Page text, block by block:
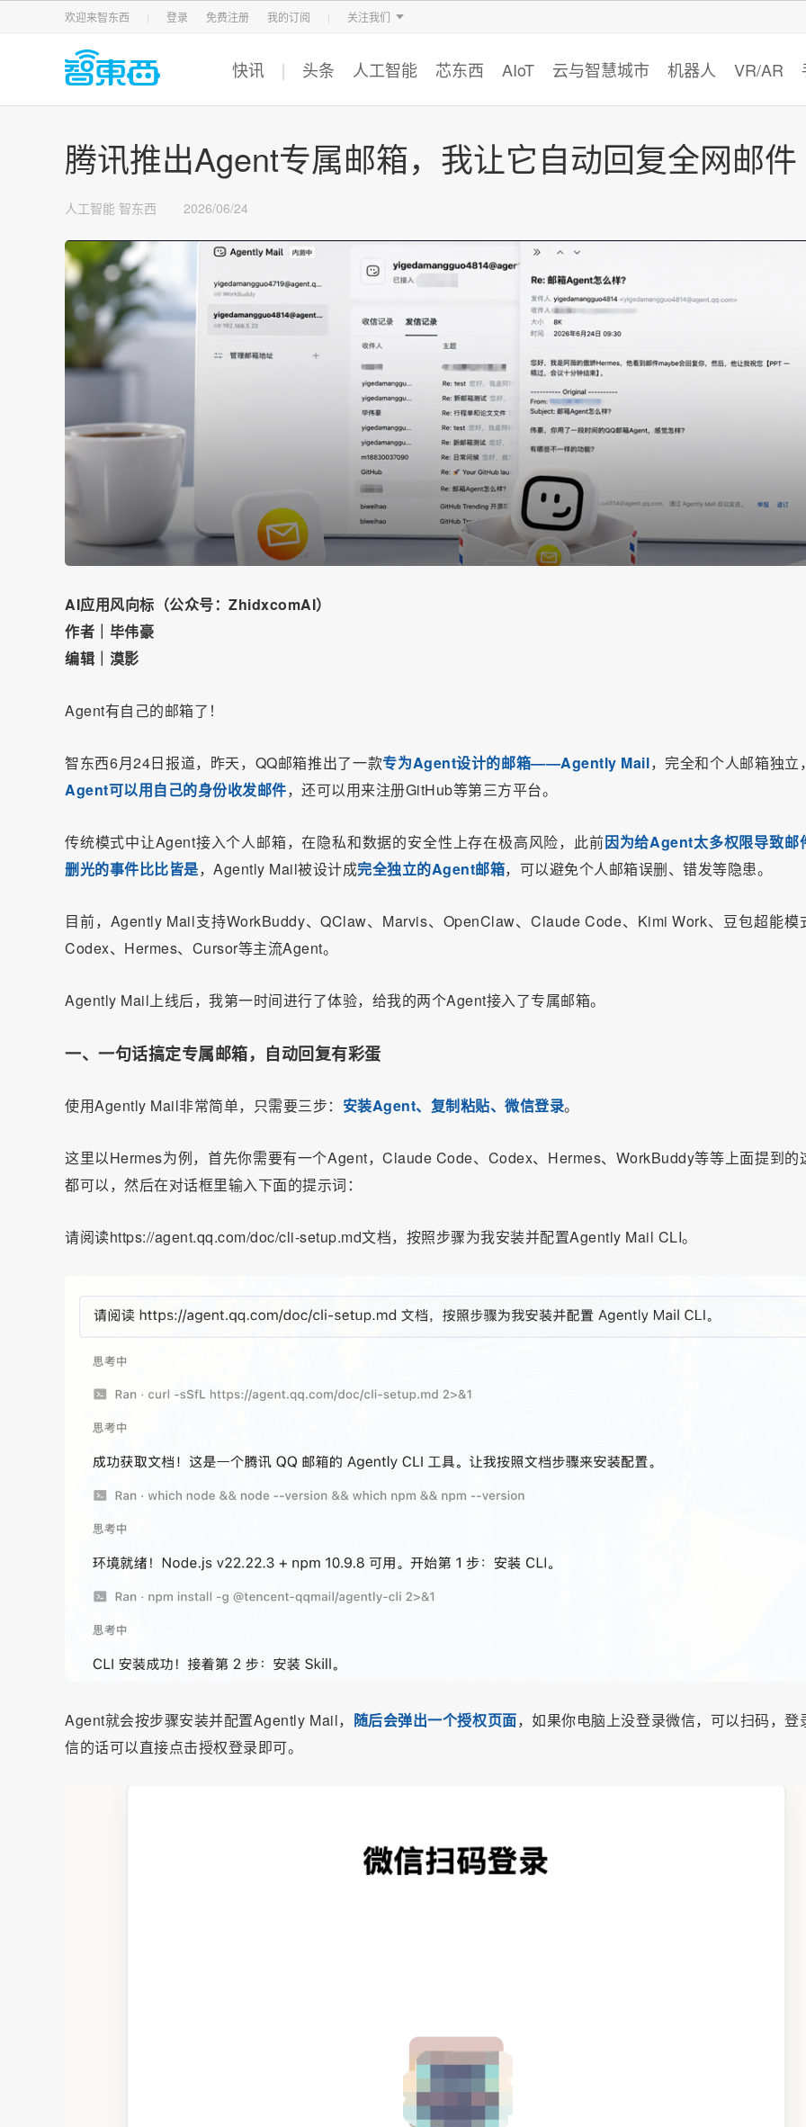
欢迎来智东西 登录 免费注册 我的订阅 关注我们
智东西 车东西 芯东西 智猩猩
快讯 头条 人工智能 芯东西 AIoT 云与智慧城市 机器人 VR/AR
腾讯推出Agent专属邮箱，我让它自动回复全网邮件
人工智能 智东西 2026/06/24
AI应用风向标（公众号：ZhidxcomAI）
作者｜毕伟豪
编辑｜漠影
Agent有自己的邮箱了！
智东西6月24日报道，昨天，QQ邮箱推出了一款专为Agent设计的邮箱——Agently Mail，完全和个人邮箱独立
Agent可以用自己的身份收发邮件，还可以用来注册GitHub等第三方平台。
传统模式中让Agent接入个人邮箱，在隐私和数据的安全性上存在极高风险，此前因为给Agent太多权限导致邮
删光的事件比比皆是，Agently Mail被设计成完全独立的Agent邮箱，可以避免个人邮箱误删、错发等隐患。
目前，Agently Mail支持WorkBuddy、QClaw、Marvis、OpenClaw、Claude Code、Kimi Work、豆包超能模
Codex、Hermes、Cursor等主流Agent。
Agently Mail上线后，我第一时间进行了体验，给我的两个Agent接入了专属邮箱。
一、一句话搞定专属邮箱，自动回复有彩蛋
使用Agently Mail非常简单，只需要三步： 安装Agent、复制粘贴、微信登录。
这里以Hermes为例，首先你需要有一个Agent，Claude Code、Codex、Hermes、WorkBuddy等等上面提到的
都可以，然后在对话框里输入下面的提示词：
请阅读https://agent.qq.com/doc/cli-setup.md文档，按照步骤为我安装并配置Agently Mail CLI。
Agent就会按步骤安装并配置Agently Mail， 随后会弹出一个授权页面，如果你电脑上没登录微信，可以扫码，登
信的话可以直接点击授权登录即可。